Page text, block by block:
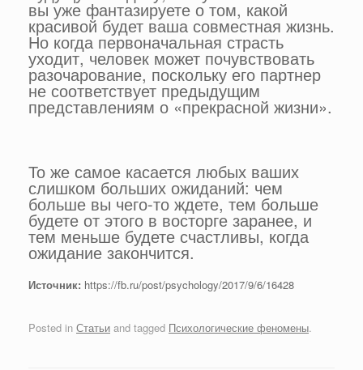
вы уже фантазируете о том, какой
красивой будет ваша совместная жизнь.
Но когда первоначальная страсть
уходит, человек может почувствовать
разочарование, поскольку его партнер
не соответствует предыдущим
представлениям о «прекрасной жизни».
То же самое касается любых ваших
слишком больших ожиданий: чем
больше вы чего-то ждете, тем больше
будете от этого в восторге заранее, и
тем меньше будете счастливы, когда
ожидание закончится.
Источник: https://fb.ru/post/psychology/2017/9/6/16428
Posted in Статьи and tagged Психологические феномены.